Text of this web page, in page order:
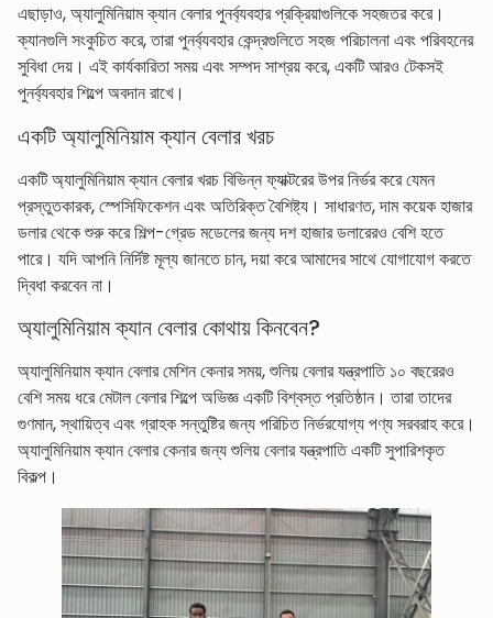
এছাড়াও, অ্যালুমিনিয়াম ক্যান বেলার পুনর্ব্যবহার প্রক্রিয়াগুলিকে সহজতর করে।
ক্যানগুলি সংকুচিত করে, তারা পুনর্ব্যবহার কেন্দ্রগুলিতে সহজ পরিচালনা এবং পরিবহনের
সুবিধা দেয়। এই কার্যকারিতা সময় এবং সম্পদ সাশ্রয় করে, একটি আরও টেকসই
পুনর্ব্যবহার শিল্পে অবদান রাখে।
একটি অ্যালুমিনিয়াম ক্যান বেলার খরচ
একটি অ্যালুমিনিয়াম ক্যান বেলার খরচ বিভিন্ন ফ্যাক্টরের উপর নির্ভর করে যেমন
প্রস্তুতকারক, স্পেসিফিকেশন এবং অতিরিক্ত বৈশিষ্ট্য। সাধারণত, দাম কয়েক হাজার
ডলার থেকে শুরু করে শিল্প-গ্রেড মডেলের জন্য দশ হাজার ডলারেরও বেশি হতে
পারে। যদি আপনি নির্দিষ্ট মূল্য জানতে চান, দয়া করে আমাদের সাথে যোগাযোগ করতে
দ্বিধা করবেন না।
অ্যালুমিনিয়াম ক্যান বেলার কোথায় কিনবেন?
অ্যালুমিনিয়াম ক্যান বেলার মেশিন কেনার সময়, শুলিয় বেলার যন্ত্রপাতি ১০ বছরেরও
বেশি সময় ধরে মেটাল বেলার শিল্পে অভিজ্ঞ একটি বিশ্বস্ত প্রতিষ্ঠান। তারা তাদের
গুণমান, স্থায়িত্ব এবং গ্রাহক সন্তুষ্টির জন্য পরিচিত নির্ভরযোগ্য পণ্য সরবরাহ করে।
অ্যালুমিনিয়াম ক্যান বেলার কেনার জন্য শুলিয় বেলার যন্ত্রপাতি একটি সুপারিশকৃত
বিকল্প।